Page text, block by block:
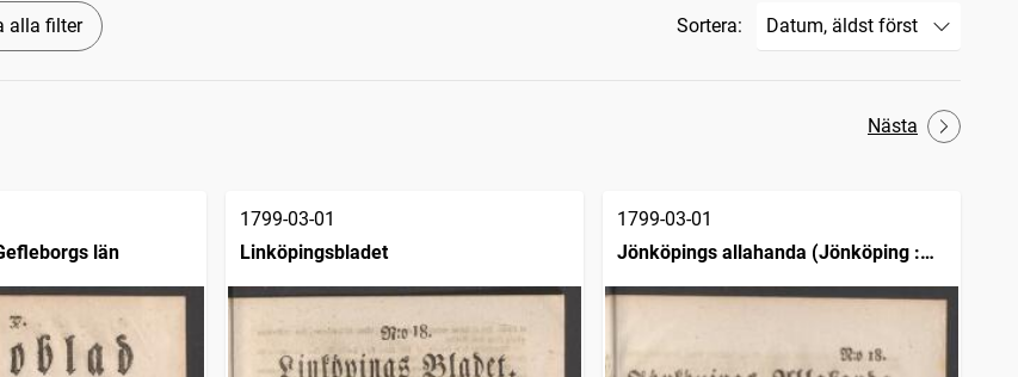
alla filter Sortera:
Nästa
län
1799-03-01
Linköpingsbladet
1799-03-01
Jönköpings allahanda (Jönköping :
1797)